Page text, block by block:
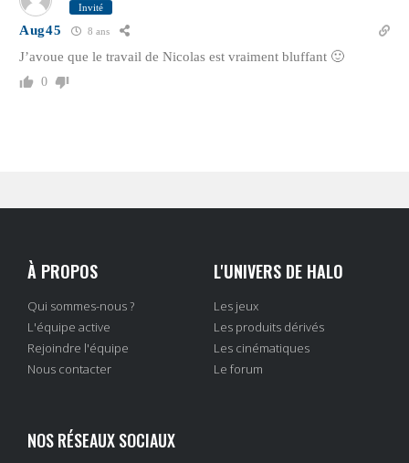
Invité
Aug45 8 ans
J’avoue que le travail de Nicolas est vraiment bluffant 🙂
0
À PROPOS
Qui sommes-nous ?
L'équipe active
Rejoindre l'équipe
Nous contacter
L'UNIVERS DE HALO
Les jeux
Les produits dérivés
Les cinématiques
Le forum
NOS RÉSEAUX SOCIAUX